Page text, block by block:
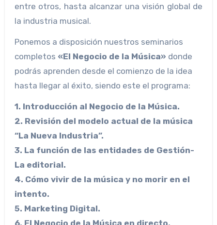
entre otros, hasta alcanzar una visión global de
la industria musical.
Ponemos a disposición nuestros seminarios
completos «El Negocio de la Música» donde
podrás aprenden desde el comienzo de la idea
hasta llegar al éxito, siendo este el programa:
1. Introducción al Negocio de la Música.
2. Revisión del modelo actual de la música
“La Nueva Industria”.
3. La función de las entidades de Gestión-
La editorial.
4. Cómo vivir de la música y no morir en el
intento.
5. Marketing Digital.
6. El Negocio de la Música en directo.